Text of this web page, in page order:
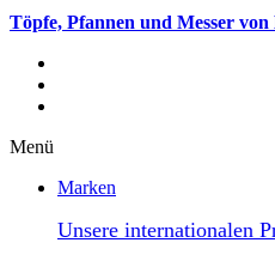
Töpfe, Pfannen und Messer
Menü
Marken
Unsere internationalen